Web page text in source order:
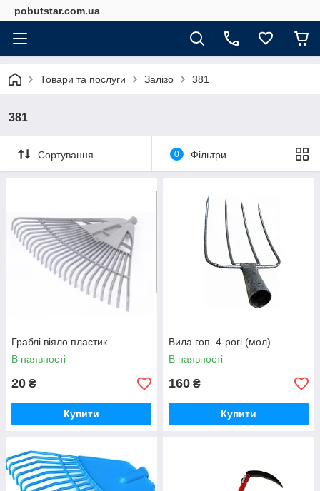
pobutstar.com.ua
Товари та послуги Залізо 381
381
Сортування 0 Фільтри
Граблі віяло пластик
В наявності
20 ₴
Купити
Вила гоп. 4-рогі (мол)
В наявності
160 ₴
Купити